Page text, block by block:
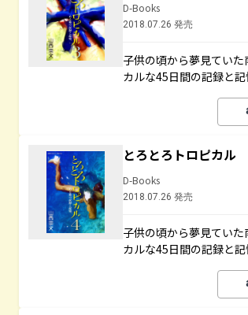
D-Books
2018.07.26 発売
子供の頃から夢見てい
カルな45日間の記録と記
とろとろトロピカ
D-Books
2018.07.26 発売
子供の頃から夢見てい
カルな45日間の記録と記